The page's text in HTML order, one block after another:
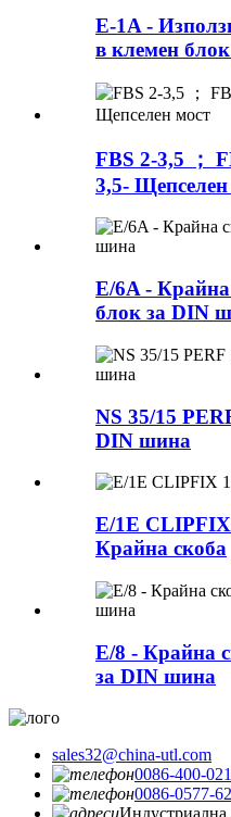
E-1A -
в клемен
FBS 2-3,5 ；
3,5- Щепселен
E/6A - Крайна
блок за DIN
NS 35/15
DIN шина
E/1E
Крайна скоба
E/8 - Крайна
за DIN шина
sales32@china-utl.com
0086-400-
0086-0577-